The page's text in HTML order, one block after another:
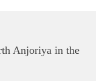
॥
Anjoriya in the